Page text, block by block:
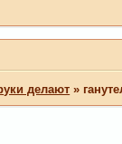
делают »